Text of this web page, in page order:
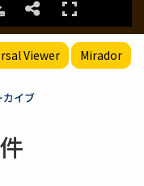
Viewer Mirador
カイブ